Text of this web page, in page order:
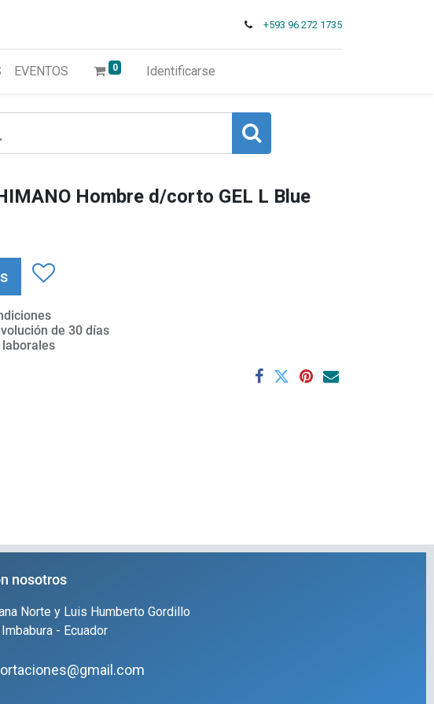
+593 96 272 1735
EVENTOS 0 Identificarse
Hombre d/corto GEL L Blue
de 30 días
laborales
nosotros
Norte y Luis Humberto Gordillo
- Ecuador